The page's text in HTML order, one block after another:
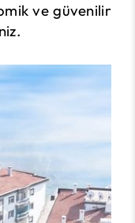
ve güvenilir